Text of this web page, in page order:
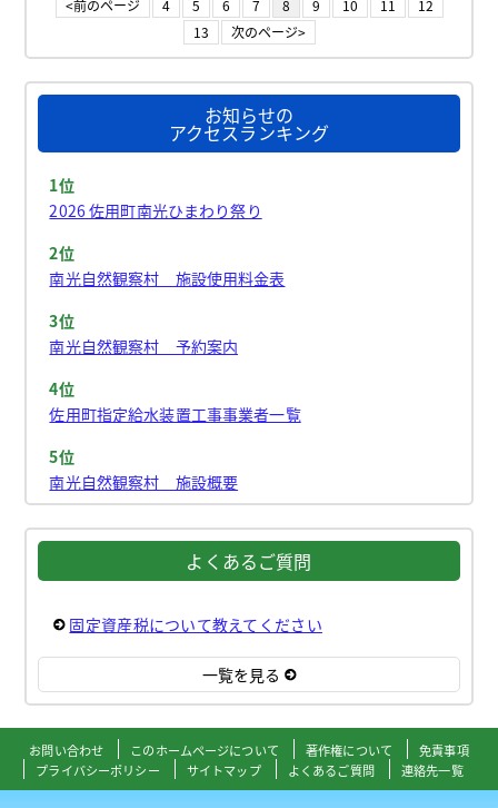
<前のページ 4 5 6 7 8 9 10 11
12
13
次のページ>
お知らせの
アクセスランキング
1位
2026 佐用町南光ひまわり祭り
2位
南光自然観察村 施設使用料金表
3位
南光自然観察村 予約案内
4位
佐用町指定給水装置工事事業者一覧
5位
南光自然観察村 施設概要
よくあるご質問
固定資産税について教えてください
一覧を見る
お問い合わせ このホームページについて 著作権について
免責事項
プライバシーポリシー
サイトマップ よくあるご質問 連絡先一覧